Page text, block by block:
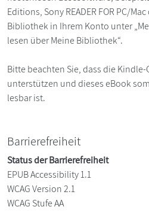
Editions, Sony READER FOR PC/
Bibliothek in Ihrem Konto unter
lesen über Meine Bibliothek“.
Bitte beachten Sie, dass die
unterstützen und dieses eBook
lesbar ist.
Barrierefreiheit
Status der Barrierefreiheit
EPUB Accessibility 1.1
WCAG Version 2.1
WCAG Stufe AA